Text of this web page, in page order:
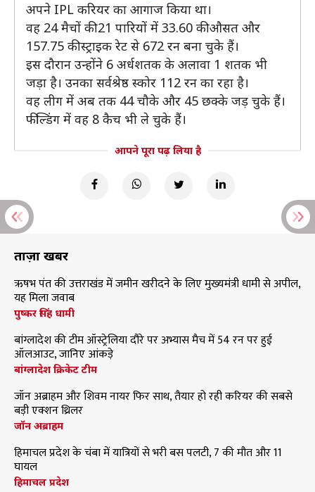
अपने IPL करियर का आगाज किया था।
वह 24 मैचों की 21 पारियों में 33.60 की औसत और
157.75 की स्ट्राइक रेट से 672 रन बना चुके हैं।
इस दौरान उन्होंने 6 अर्धशतक के अलावा 1 शतक भी
जड़ा है। उनका सर्वश्रेष्ठ स्कोर 112 रन का रहा है।
वह लीग में अब तक 44 चौके और 45 छक्के जड़ चुके हैं।
फील्डिंग में वह 8 कैच भी ले चुके हैं।
आपने पूरा पढ़ लिया है
ताज़ा खबरें
ऋषभ पंत की उत्तराखंड में जमीन खरीदने के लिए मुख्यमंत्री धामी से अपील,
यह मिला जवाब
पुष्कर सिंह धामी
बांग्लादेश की टीम ऑस्ट्रेलिया दौरे पर अभ्यास मैच में 54 रन पर हुई
ऑलआउट, जानिए आंकड़े
बांग्लादेश क्रिकेट टीम
जॉन अब्राहम और शिवम नायर फिर साथ, तैयार हो रही करियर की सबसे
बड़ी एक्शन थ्रिलर
जॉन अब्राहम
हिमाचल प्रदेश के चंबा में यात्रियों से भरी बस पलटी, 7 की मौत और 11
घायल
हिमाचल प्रदेश